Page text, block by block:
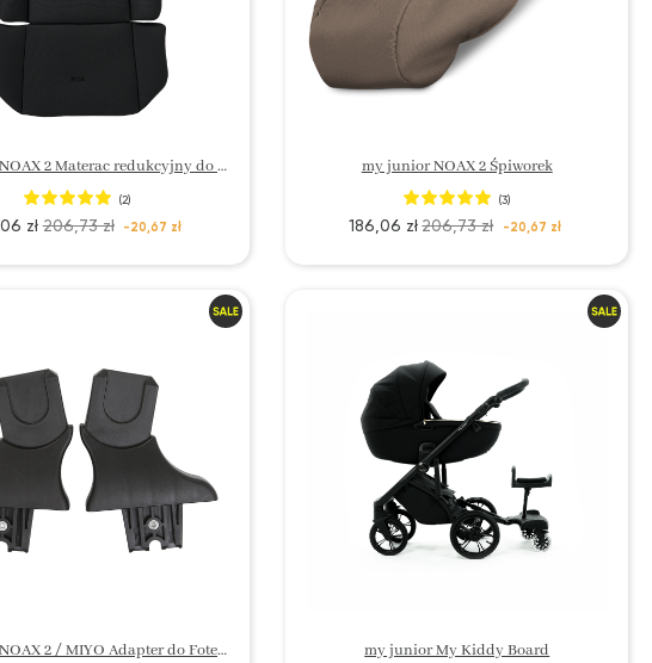
my junior NOAX 2 Materac redukcyjny do wózka
(2)
zł 206,73 zł -20,67 zł
my junior NOAX 2 Śpiworek
(3)
186,06 zł 206,73 zł -20,67 zł
my junior NOAX 2 / MIYO Adapter do Fotelika My Connect my junior My Kiddy Board